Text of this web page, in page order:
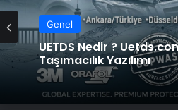
Genel
UETDS Nedir ?
Taşımacılık Yazılımı